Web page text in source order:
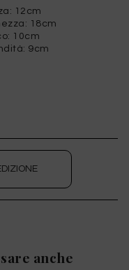
12cm
18cm
10cm
9cm
anche